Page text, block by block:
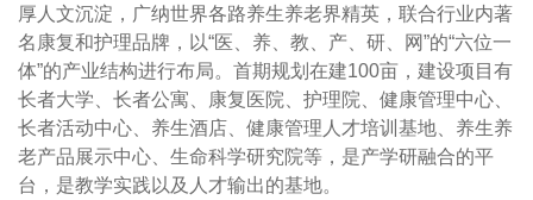
厚人文沉淀，广纳世界各路养生养老界精英，联合行业内著
名康复和护理品牌，以“医、养、教、产、研、网”的“六位一
体”的产业结构进行布局。首期规划在建100亩，建设项目有
长者大学、长者公寓、康复医院、护理院、健康管理中心、
长者活动中心、养生酒店、健康管理人才培训基地、养生养
老产品展示中心、生命科学研究院等，是产学研融合的平
台，是教学实践以及人才输出的基地。